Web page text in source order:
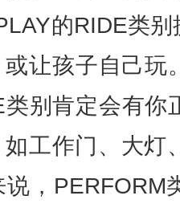
的RIDE类
让孩子自己玩
别肯定会有你
工作门、大灯
，PERFORM